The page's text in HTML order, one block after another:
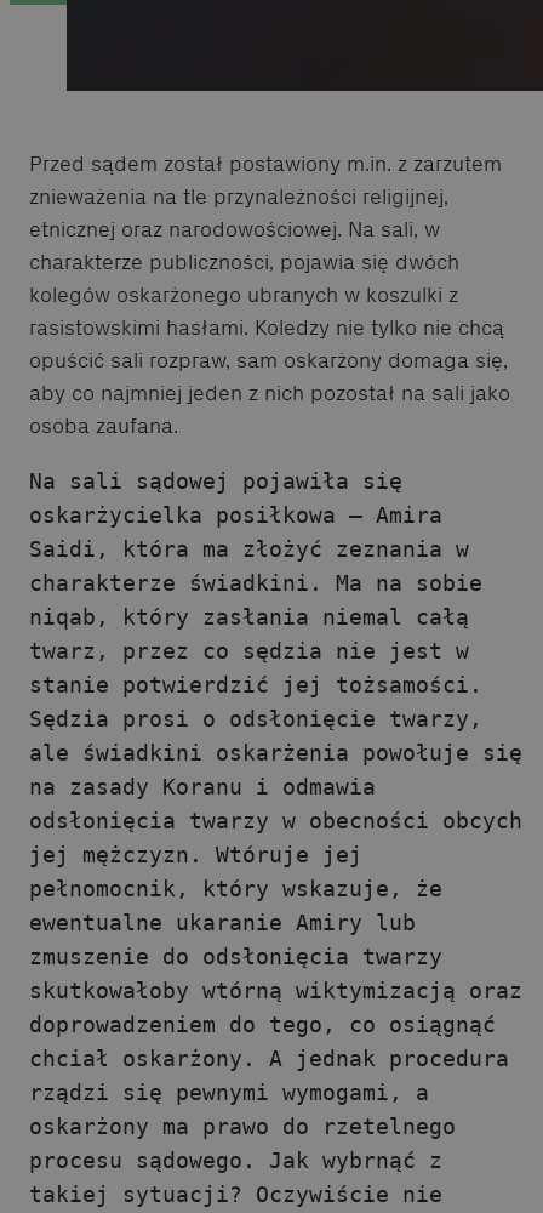
Przed sądem został postawiony m.in. z zarzutem
znieważenia na tle przynależności religijnej,
etnicznej oraz narodowościowej. Na sali, w
charakterze publiczności, pojawia się dwóch
kolegów oskarżonego ubranych w koszulki z
rasistowskimi hasłami. Koledzy nie tylko nie chcą
opuścić sali rozpraw, sam oskarżony domaga się,
aby co najmniej jeden z nich pozostał na sali jako
osoba zaufana.
Na sali sądowej pojawiła się
oskarżycielka posiłkowa – Amira
Saidi, która ma złożyć zeznania w
charakterze świadkini. Ma na sobie
niqab, który zasłania niemal całą
twarz, przez co sędzia nie jest w
stanie potwierdzić jej tożsamości.
Sędzia prosi o odsłonięcie twarzy,
ale świadkini oskarżenia powołuje się
na zasady Koranu i odmawia
odsłonięcia twarzy w obecności obcych
jej mężczyzn. Wtóruje jej
pełnomocnik, który wskazuje, że
ewentualne ukaranie Amiry lub
zmuszenie do odsłonięcia twarzy
skutkowałoby wtórną wiktymizacją oraz
doprowadzeniem do tego, co osiągnąć
chciał oskarżony. A jednak procedura
rządzi się pewnymi wymogami, a
oskarżony ma prawo do rzetelnego
procesu sądowego. Jak wybrnąć z
takiej sytuacji? Oczywiście nie